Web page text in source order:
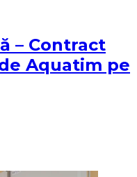
– Contract
Aquatim pe